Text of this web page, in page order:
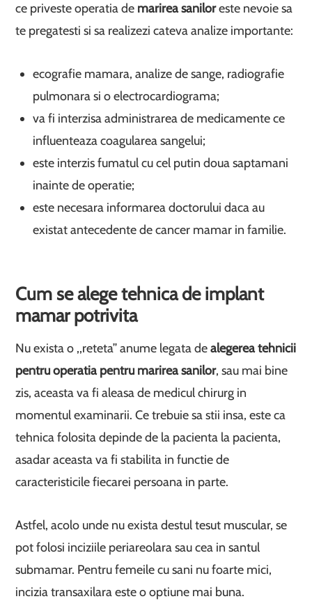
ce priveste operatia de marirea saniloreste nevoie sa
te pregatesti si sa realizezi cateva analize importante:
ecografie mamara, analize de sange, radiografie
pulmonara si o electrocardiograma;
va fi interzisa administrarea de medicamente ce
influenteaza coagularea sangelui;
este interzis fumatul cu cel putin doua saptamani
inainte de operatie;
este necesara informarea doctorului daca au
existat antecedente de cancer mamar in familie.
Cum se alege tehnica de implant
mamar potrivita
Nu exista o ,,reteta’’ anume legata dealegerea tehnicii
pentru operatia pentru marirea sanilor, sau mai bine
zis, aceasta va fi aleasa de medicul chirurg in
momentul examinarii. Ce trebuie sa stii insa, este ca
tehnica folosita depinde de la pacienta la pacienta,
asadar aceasta va fi stabilita in functie de
caracteristicile fiecarei persoana in parte.
Astfel, acolo unde nu exista destul tesut muscular, se
pot folosi inciziile periareolara sau cea in santul
submamar. Pentru femeile cu sani nu foarte mici,
incizia transaxilara este o optiune mai buna.